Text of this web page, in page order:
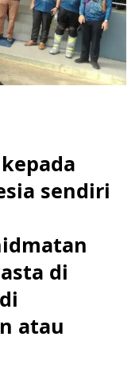
sendiri
di
atau